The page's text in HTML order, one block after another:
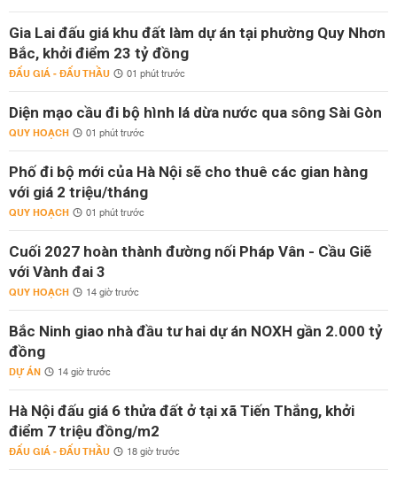
Gia Lai đấu giá khu đất làm dự án tại phường Quy Nhơn
Bắc, khởi điểm 23 tỷ đồng
ĐẤU GIÁ - ĐẤU THẦU 01 phút trước
Diện mạo cầu đi bộ hình lá dừa nước qua sông Sài Gòn
QUY HOẠCH 01 phút trước
Phố đi bộ mới của Hà Nội sẽ cho thuê các gian hàng
với giá 2 triệu/tháng
QUY HOẠCH 01 phút trước
Cuối 2027 hoàn thành đường nối Pháp Vân - Cầu Giẽ
với Vành đai 3
QUY HOẠCH 14 giờ trước
Bắc Ninh giao nhà đầu tư hai dự án NOXH gần 2.000 tỷ
đồng
DỰ ÁN 14 giờ trước
Hà Nội đấu giá 6 thửa đất ở tại xã Tiến Thắng, khởi
điểm 7 triệu đồng/m2
ĐẤU GIÁ - ĐẤU THẦU 18 giờ trước